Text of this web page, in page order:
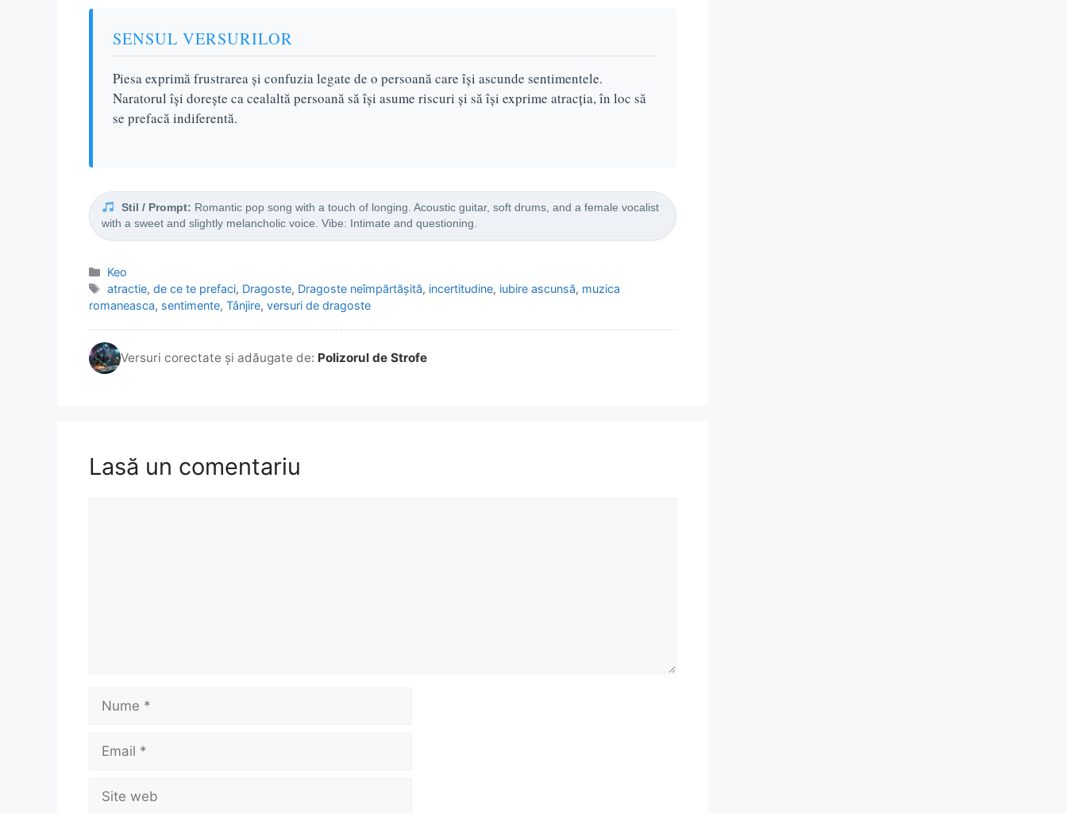
SENSUL VERSURILOR
Piesa exprimă frustrarea și confuzia legate de o persoană care își ascunde sentimentele.
Naratorul își dorește ca cealaltă persoană să își asume riscuri și să își exprime atracția, în loc să
se prefacă indiferentă.
Stil / Prompt: Romantic pop song with a touch of longing. Acoustic guitar, soft drums, and a female vocalist
with a sweet and slightly melancholic voice. Vibe: Intimate and questioning.
Categorii
Keo
Etichete
atractie,de ce te prefaci, Dragoste, Dragoste neîmpărtășită, incertitudine, iubire ascunsă, muzica
romaneasca, sentimente, Tânjire, versuri de dragoste
Versuri corectate și adăugate de: Polizorul de Strofe
Lasă un comentariu
web